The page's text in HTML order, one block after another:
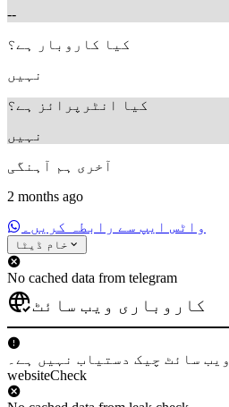
--
کیا کاروبار ہے؟
نہیں
کیا انٹرپرائز ہے؟
نہیں
آخری ہم آہنگی
2 months ago
واٹس ایپ سے رابطہ کریں۔
خام ڈیٹا
No cached data from telegram
کاروباری ویب سائٹ
ویب سائٹ چیک دستیاب نہیں ہے۔: No cached data from
websiteCheck